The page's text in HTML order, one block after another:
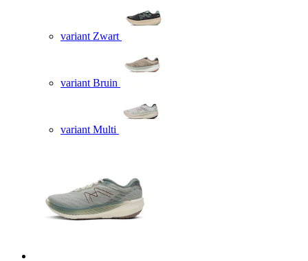
variant Zwart
variant Bruin
variant Multi